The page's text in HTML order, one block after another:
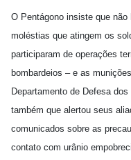
O Pentágono insiste que
moléstias que atingem os
participaram de operações
bombardeios – e as
Departamento de Defesa
também que alertou seus
comunicados sobre as
contato com urânio